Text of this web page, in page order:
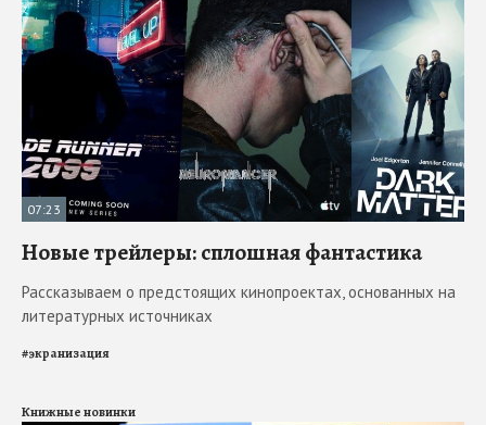
07:23
Новые трейлеры: сплошная фантастика
Рассказываем о предстоящих кинопроектах, основанных на
литературных источниках
#экранизация
Книжные новинки